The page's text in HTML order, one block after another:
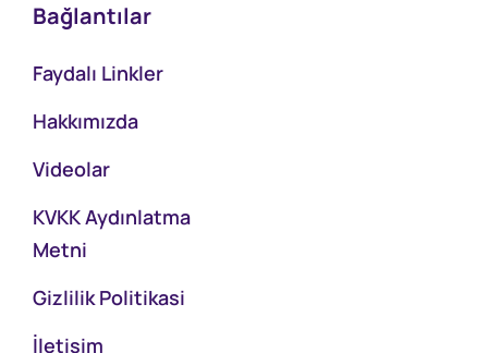
Bağlantılar
Faydalı Linkler
Hakkımızda
Videolar
KVKK Aydınlatma
Metni
Gizlilik Politikasi
İletişim